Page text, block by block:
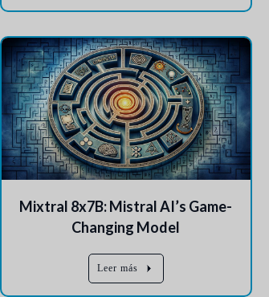
Mixtral 8x7B: Mistral AI’s Game-
Changing Model
Leer más